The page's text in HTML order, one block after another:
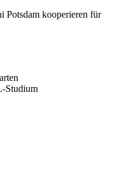
kooperieren für
Studium